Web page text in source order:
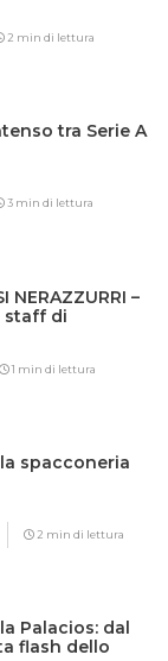
2 min di lettura
tra Serie A
3 min di lettura
NERAZZURRI –
staff di
1 min di lettura
spacconeria
2 min di lettura
Palacios: dal
flash dello